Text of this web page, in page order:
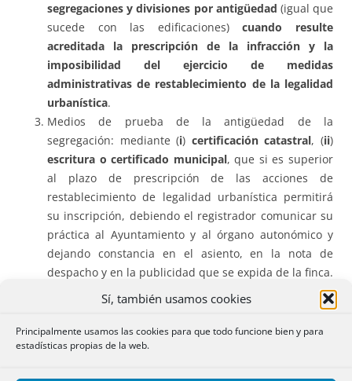
Sí, también usamos cookies
Principalmente usamos las cookies para que todo funcione bien y para
estadísticas propias de la web.
segregaciones y divisiones por antigüedad (igual que
sucede con las edificaciones)cuando resulte
acreditada la
prescripción de la infracción y la
imposibilidad del ejercicio de medidas
administrativas de restablecimiento de la legalidad
urbanística.
Medios de prueba de la antigüedad de la
segregación: mediante (i) certificación catastral, (ii)
escritura o certificado municipal, que si es superior
al plazo de prescripción de las acciones de
restablecimiento de legalidad urbanística permitirá
su inscripción, debiendo el registrador comunicar su
práctica al Ayuntamiento y al órgano autonómico y
dejando constancia en el asiento, en la nota de
despacho y en la publicidad que se expida de la finca.
1 En el caso concreto de este expediente se aporta un